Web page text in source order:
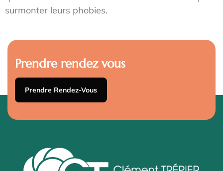
surmonter leurs phobies.
Prendre rendez vous
Prendre Rendez-Vous